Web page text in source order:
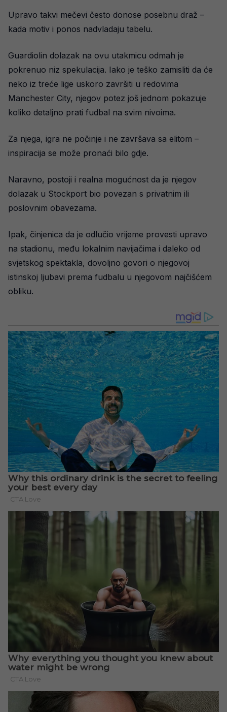
Upravo takvi mečevi često donose posebnu draž –
kada motiv i ponos nadvladaju tabelu.
Guardiolin dolazak na ovu utakmicu odmah je
pokrenuo niz spekulacija. Iako je teško zamisliti da će
neko iz treće lige uskoro završiti u redovima
Manchester City, njegov potez još jednom pokazuje
koliko detaljno prati fudbal na svim nivoima.
Za njega, igra ne počinje i ne završava sa elitom –
inspiracija se može pronaći bilo gdje.
Naravno, postoji i realna mogućnost da je njegov
dolazak u Stockport bio povezan s privatnim ili
poslovnim obavezama.
Ipak, činjenica da je odlučio vrijeme provesti upravo
na stadionu, među lokalnim navijačima i daleko od
svjetskog spektakla, dovoljno govori o njegovoj
istinskoj ljubavi prema fudbalu u njegovom najčišćem
obliku.